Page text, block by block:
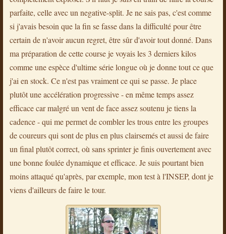
parfaite, celle avec un negative-split. Je ne sais pas, c'est comme
si j'avais besoin que la fin se fasse dans la difficulté pour être
certain de n'avoir aucun regret, être sûr d'avoir tout donné. Dans
ma préparation de cette course je voyais les 3 derniers kilos
comme une espèce d'ultime série longue où je donne tout ce que
j'ai en stock. Ce n'est pas vraiment ce qui se passe. Je place
plutôt une accélération progressive - en même temps assez
efficace car malgré un vent de face assez soutenu je tiens la
cadence - qui me permet de combler les trous entre les groupes
de coureurs qui sont de plus en plus clairsemés et aussi de faire
un final plutôt correct, où sans sprinter je finis ouvertement avec
une bonne foulée dynamique et efficace. Je suis pourtant bien
moins attaqué qu'après, par exemple, mon test à l'INSEP, dont je
viens d'ailleurs de faire le tour.